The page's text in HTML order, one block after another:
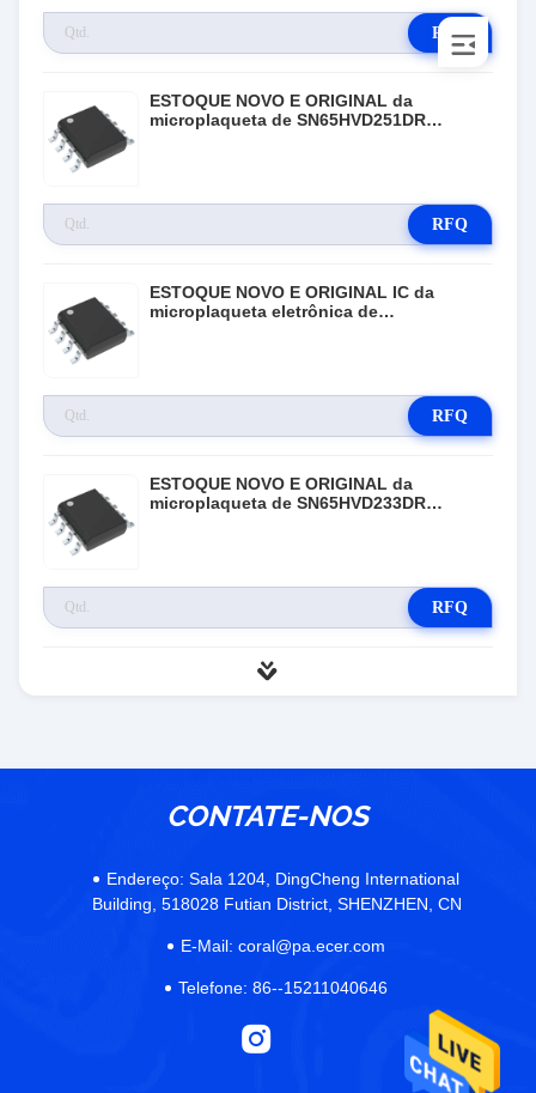
RFQ
ESTOQUE NOVO E ORIGINAL da
microplaqueta de SN65HVD251DR
RFQ
ESTOQUE NOVO E ORIGINAL IC da
microplaqueta eletrônica de
RFQ
ESTOQUE NOVO E ORIGINAL da
microplaqueta de SN65HVD233DR
RFQ
CONTATE-NOS
Endereço: Sala 1204, DingCheng International
Building, 518028 Futian District, SHENZHEN, CN
E-Mail: coral@pa.ecer.com
Telefone: 86--15211040646